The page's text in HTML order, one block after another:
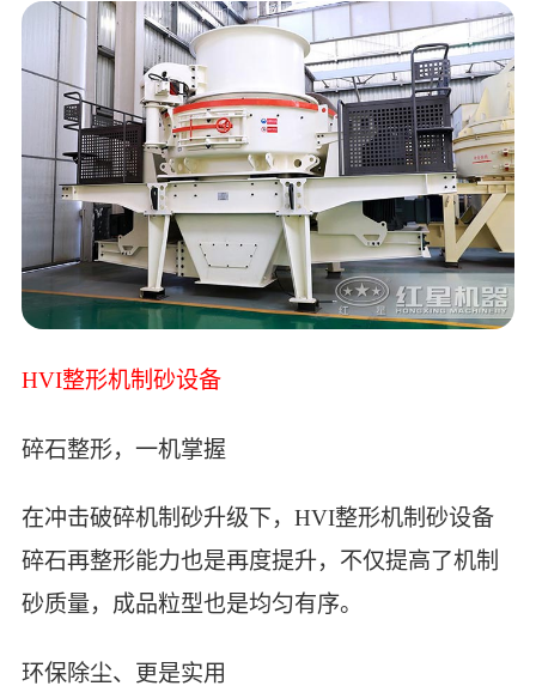
HVI整形机制砂设备
碎石整形，一机掌握
在冲击破碎机制砂升级下，HVI整形机制砂设备
碎石再整形能力也是再度提升，不仅提高了机制
砂质量，成品粒型也是均匀有序。
环保除尘、更是实用